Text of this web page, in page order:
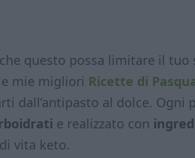
questo possa limitare il tuo
mie migliori Ricette di
dall’antipasto al dolce. Ogni
e realizzato con
vita keto.